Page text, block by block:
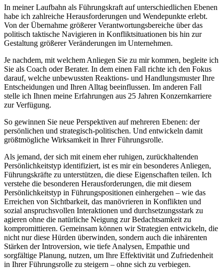
In meiner Laufbahn als Führungskraft auf unterschiedlichen Ebenen
habe ich zahlreiche Herausforderungen und Wendepunkte erlebt.
Von der Übernahme größerer Verantwortungsbereiche über das
politisch taktische Navigieren in Konfliktsituationen bis hin zur
Gestaltung größerer Veränderungen im Unternehmen.
Je nachdem, mit welchem Anliegen Sie zu mir kommen, begleite ich
Sie als Coach oder Berater. In dem einen Fall richte ich den Fokus
darauf, welche unbewussten Reaktions- und Handlungsmuster Ihre
Entscheidungen und Ihren Alltag beeinflussen. Im anderen Fall
stelle ich Ihnen meine Erfahrungen aus 25 Jahren Konzernkarriere
zur Verfügung.
So gewinnen Sie neue Perspektiven auf mehreren Ebenen: der
persönlichen und strategisch-politischen. Und entwickeln damit
größtmögliche Wirksamkeit in Ihrer Führungsrolle.
Als jemand, der sich mit einem eher ruhigen, zurückhaltenden
Persönlichkeitstyp identifiziert, ist es mir ein besonderes Anliegen,
Führungskräfte zu unterstützen, die diese Eigenschaften teilen. Ich
verstehe die besonderen Herausforderungen, die mit diesem
Persönlichkeitstyp in Führungspositionen einhergehen – wie das
Erreichen von Sichtbarkeit, das manövrieren in Konflikten und
sozial anspruchsvollen Interaktionen und durchsetzungsstark zu
agieren ohne die natürliche Neigung zur Bedachtsamkeit zu
kompromittieren. Gemeinsam können wir Strategien entwickeln, die
nicht nur diese Hürden überwinden, sondern auch die inhärenten
Stärken der Introversion, wie tiefe Analysen, Empathie und
sorgfältige Planung, nutzen, um Ihre Effektivität und Zufriedenheit
in Ihrer Führungsrolle zu steigern – ohne sich zu verbiegen.